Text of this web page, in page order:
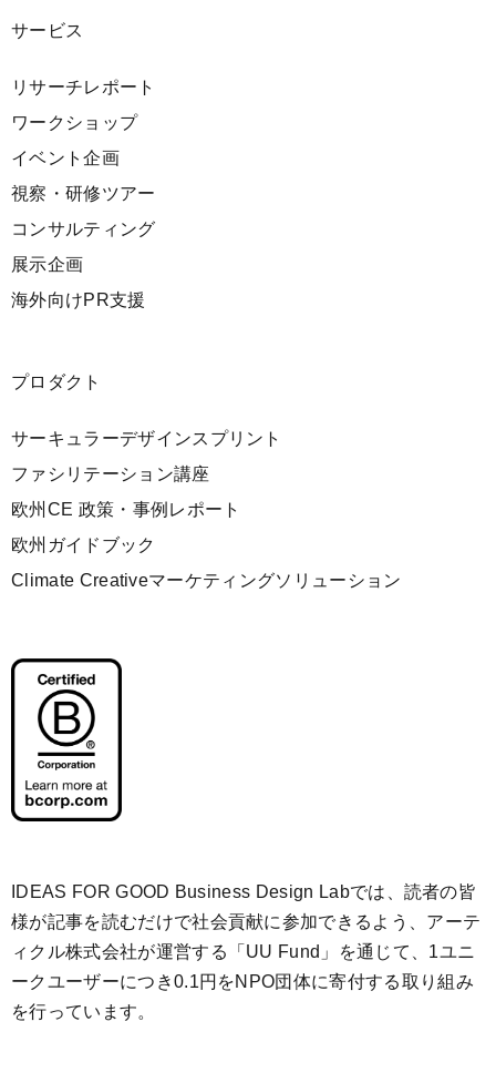
サービス
リサーチレポート
ワークショップ
イベント企画
視察・研修ツアー
コンサルティング
展示企画
海外向けPR支援
プロダクト
サーキュラーデザインスプリント
ファシリテーション講座
欧州CE 政策・事例レポート
欧州ガイドブック
Climate Creativeマーケティングソリューション
IDEAS FOR GOOD Business Design Labでは、読者の皆
様が記事を読むだけで社会貢献に参加できるよう、アーテ
ィクル株式会社が運営する「 UU Fund 」を通じて、1ユニ
ークユーザーにつき0.1円をNPO団体に寄付する取り組み
を行っています。